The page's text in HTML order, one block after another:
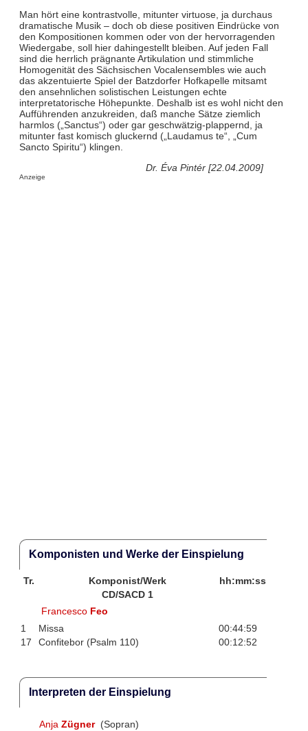
Man hört eine kontrastvolle, mitunter virtuose, ja durchaus
dramatische Musik – doch ob diese positiven Eindrücke von
den Kompositionen kommen oder von der hervorragenden
Wiedergabe, soll hier dahingestellt bleiben. Auf jeden Fall
sind die herrlich prägnante Artikulation und stimmliche
Homogenität des Sächsischen Vocalensembles wie auch
das akzentuierte Spiel der Batzdorfer Hofkapelle mitsamt
den ansehnlichen solistischen Leistungen echte
interpretatorische Höhepunkte. Deshalb ist es wohl nicht den
Aufführenden anzukreiden, daß manche Sätze ziemlich
harmlos („Sanctus“) oder gar geschwätzig-plappernd, ja
mitunter fast komisch gluckernd („Laudamus te“, „Cum
Sancto Spiritu“) klingen.
Dr. Éva Pintér [22.04.2009]
Anzeige
Komponisten und Werke der Einspielung
Tr. Komponist/Werk
hh:mm:ss
CD/SACD 1
Francesco Feo
1
Missa
00:44:59
17
Confitebor (Psalm 110) 00:12:52
Interpreten der Einspielung
Anja Zügner (Sopran)